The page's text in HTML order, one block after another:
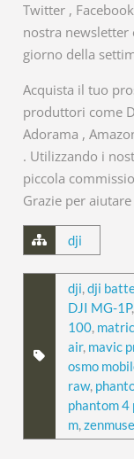
Twitter ,
nostra newsletter
giorno della
Acquista il tuo
produttori come
Adorama ,
. Utilizzando i
piccola
Grazie per
dji
dji,dji
DJI MG-1P
100,
air, mavic
osmo
raw,
phantom 4
m,